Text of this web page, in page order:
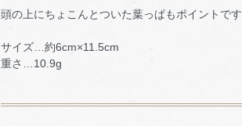
頭の上にちょこんとついた葉っぱもポイントです
サイズ…約6cm×11.5cm
重さ…10.9g